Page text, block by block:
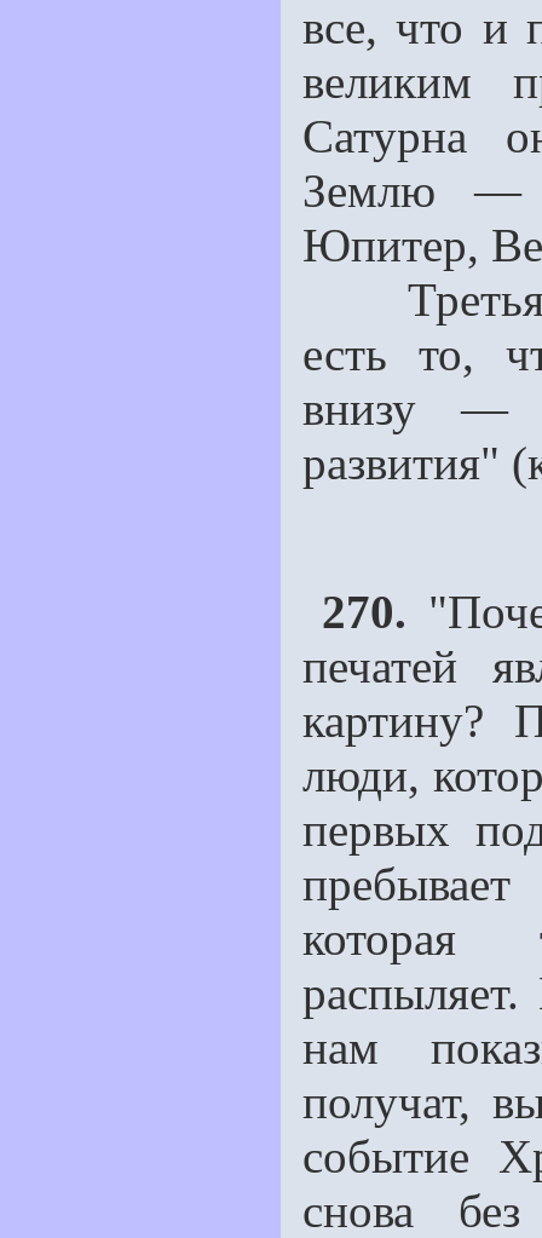
все, что и
великим
Сатурна
Землю —
Юпитер,
Третья
есть то,
внизу —
развития"
270.
печатей
картину?
люди,
первых
которая
нам
получат,
событие
снова